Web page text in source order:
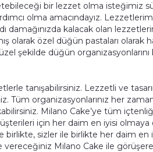
bir lezzet olma isteğimiz
olma amacındayız.
damağınızda kalacak olan
olarak özel düğün pastaları olarak
şekilde düğün
tanışabilirsiniz. Lezzetli ve
Tüm organizasyonlarınız her
Milano Cake’ye tüm
için her daim en iyisi olmaya
sizler ile birlikte her daim en
Milano Cake ile